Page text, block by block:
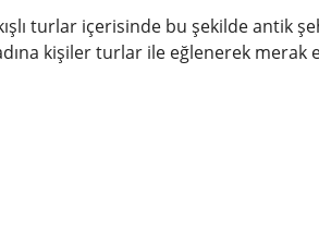
turlar içerisinde bu şekilde antik
kişiler turlar ile eğlenerek